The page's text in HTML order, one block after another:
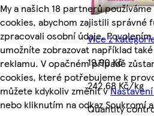
My a našich 18 partnerů
cookies, abychom zajistili správné
zpracovali osobní údaje.
umožníte zobrazovat například
reklamu. V opačném případě
cookies, které potřebujeme k
můžete kdykoliv změnit v
nebo kliknutím na odkaz Soukromí
Více z
19,90 Kč
242,68 Kč/kg
Quantity